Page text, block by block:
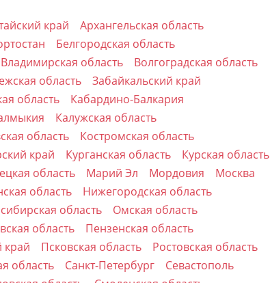
край
Архангельская область
Белгородская область
Владимирская область
Волгоградская область
область
Забайкальский край
область
Кабардино-Балкария
Калужская область
область
Костромская область
край Курганская область
Курская область
область Марий Эл Мордовия
Москва
область
Нижегородская область
область
Омская область
область
Пензенская область
край Псковская область
Ростовская область
область Санкт-Петербург
Севастополь